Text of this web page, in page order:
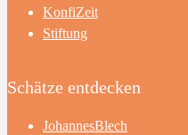
KonfiZeit
Stiftung
Schätze entdecken
JohannesBlech